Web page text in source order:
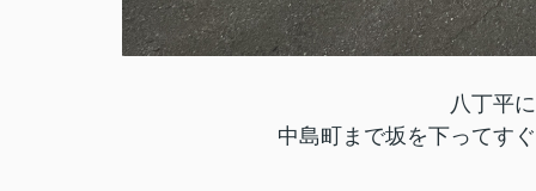
八丁平
中島町まで坂を下ってす